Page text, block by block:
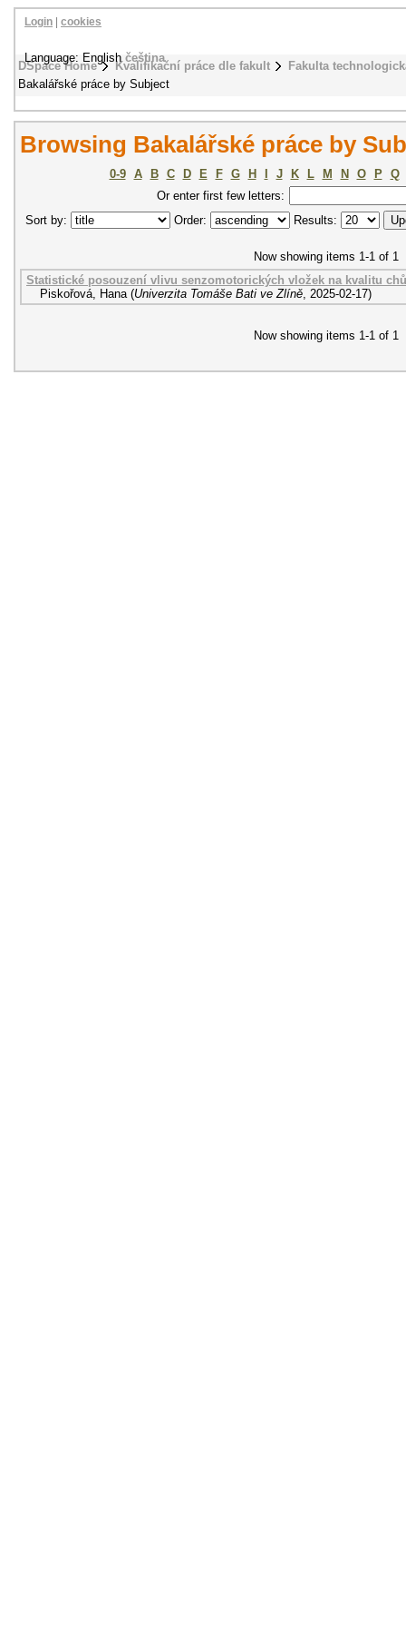
DSpace Home Kvalifikační práce dle fakult
Fakulta
Bakalářské práce by Subject
Login cookies
Language: Englishčeština
Browsing Bakalářské práce by
0-9 A B C D E F G H J K L M N O P
Q
Or enter first few letters:
Sort by:
Order: Results:
Now showing items 1-1 of 1
Statistické posouzení vlivu senzomotorických vložek na kvalitu
Piskořová, Hana (Univerzita Tomáše Bati ve Zlíně, 2025-02-17)
Now showing items 1-1 of 1